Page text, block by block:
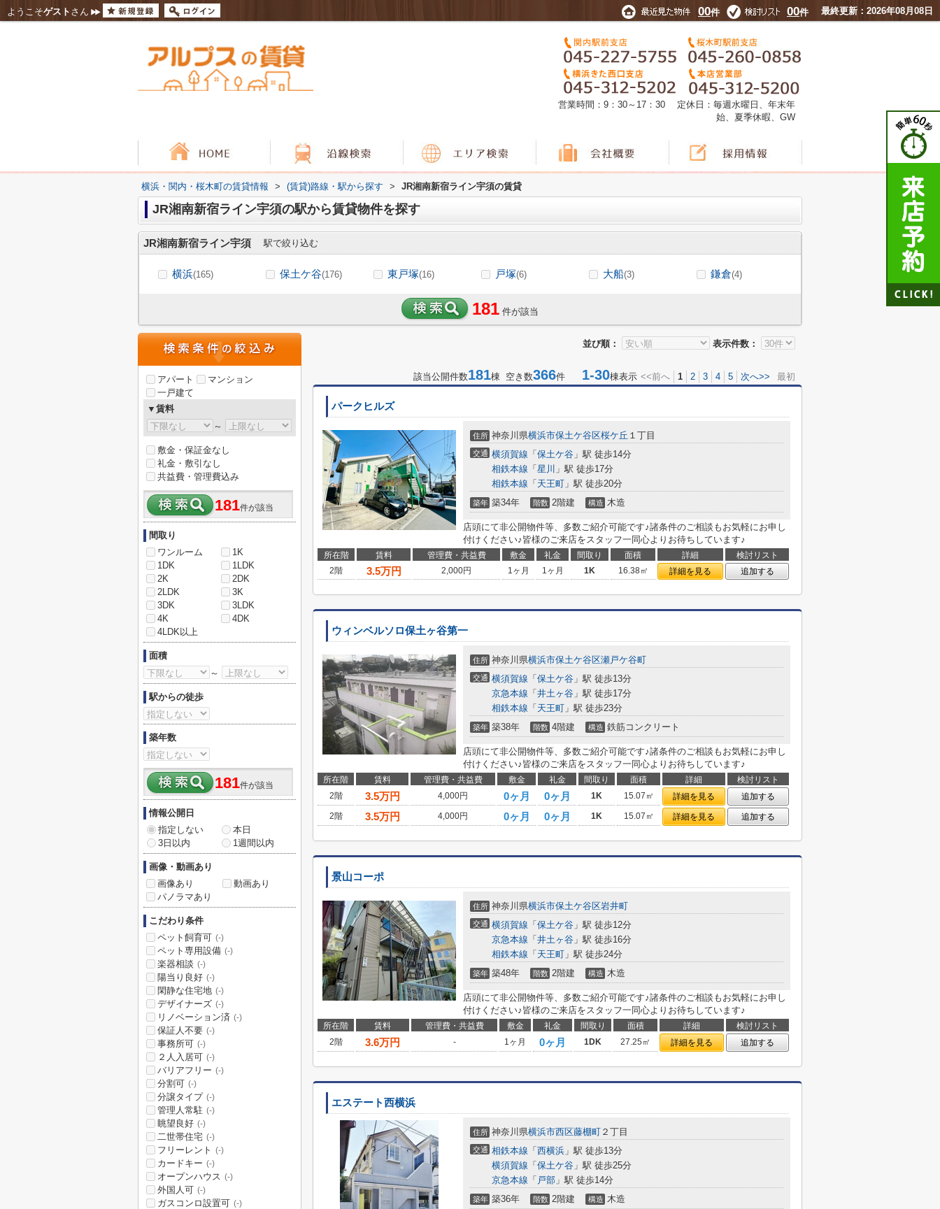
ようこそゲスト さん 00件 00件 最終更新：2026年08月08日
営業時間：9：30～17：30 定休日：毎週水曜日、年末年
始、夏季休暇、GW
横浜・関内・桜木町の賃貸情報 > (賃貸)路線・駅から探す > JR湘南新宿ライン宇須の賃貸
JR湘南新宿ライン宇須の駅から賃貸物件を探す
JR湘南新宿ライン宇須 駅で絞り込む
横浜(165) 保土ケ谷(176) 東戸塚(16) 戸塚(6) 大船(3) 鎌倉(4)
181 件が該当
並び順： 表示件数：
該当公開件数181棟 空き数366件 1-30棟表示 <<前へ 1 2 3 4 5 次へ>> 最初
パークヒルズ
住所 神奈川県横浜市保土ケ谷区桜ケ丘 １丁目
交通 横須賀線 「 保土ケ谷 」駅 徒歩14分
相鉄本線 「 星川 」駅 徒歩17分
相鉄本線 「 天王町 」駅 徒歩20分
築年 築34年 階数 2階建 構造 木造
店頭にて非公開物件等、多数ご紹介可能です♪諸条件のご相談もお気軽にお申し
付けください♪皆様のご来店をスタッフ一同心よりお待ちしています♪
所在階 賃料 管理費・共益費 敷金 礼金 間取り 面積 詳細
検討リスト
2階
3.5万円 2,000円 1ヶ月 1ヶ月 1K 16.38㎡ 詳細を見る 追加する
ウィンベルソロ保土ヶ谷第一
住所 神奈川県横浜市保土ケ谷区瀬戸ケ谷町
交通 横須賀線 「 保土ケ谷 」駅 徒歩13分
京急本線 「 井土ヶ谷 」駅 徒歩17分
相鉄本線 「 天王町 」駅 徒歩23分
築年 築38年 階数 4階建 構造 鉄筋コンクリート
店頭にて非公開物件等、多数ご紹介可能です♪諸条件のご相談もお気軽にお申し
付けください♪皆様のご来店をスタッフ一同心よりお待ちしています♪
所在階 賃料 管理費・共益費 敷金 礼金 間取り 面積 詳細
検討リスト
2階
3.5万円 4,000円 0ヶ月 0ヶ月 1K 15.07㎡ 詳細を見る
追加する
2階
3.5万円 4,000円 0ヶ月 0ヶ月 1K 15.07㎡ 詳細を見る 追加する
景山コーポ
住所 神奈川県横浜市保土ケ谷区岩井町
交通 横須賀線 「 保土ケ谷 」駅 徒歩12分
京急本線 「 井土ヶ谷 」駅 徒歩16分
相鉄本線 「 天王町 」駅 徒歩24分
築年 築48年 階数 2階建 構造 木造
店頭にて非公開物件等、多数ご紹介可能です♪諸条件のご相談もお気軽にお申し
付けください♪皆様のご来店をスタッフ一同心よりお待ちしています♪
所在階 賃料 管理費・共益費 敷金 礼金 間取り 面積 詳細
検討リスト
2階
3.6万円 - 1ヶ月 0ヶ月 1DK 27.25㎡ 詳細を見る 追加する
エステート西横浜
住所 神奈川県横浜市西区藤棚町 ２丁目
交通 相鉄本線 「 西横浜 」駅 徒歩13分
横須賀線 「 保土ケ谷 」駅 徒歩25分
京急本線 「 戸部 」駅 徒歩14分
築年 築36年 階数 2階建 構造 木造
アパート
マンション
一戸建て
▼賃料
～
敷金・保証金なし
礼金・敷引なし
共益費・管理費込み
181件が該当
間取り
ワンルーム
1K
1DK
1LDK
2K
2DK
2LDK
3K
3DK
3LDK
4K
4DK
4LDK以上
面積
～
駅からの徒歩
築年数
181件が該当
情報公開日
指定しない
本日
3日以内
1週間以内
画像・動画あり
画像あり
動画あり
パノラマあり
こだわり条件
ペット飼育可 (-)
ペット専用設備 (-)
楽器相談 (-)
陽当り良好 (-)
閑静な住宅地 (-)
デザイナーズ (-)
リノベーション済 (-)
保証人不要 (-)
事務所可 (-)
２人入居可 (-)
バリアフリー (-)
分割可 (-)
分譲タイプ (-)
管理人常駐 (-)
眺望良好 (-)
二世帯住宅 (-)
フリーレント (-)
カードキー (-)
オープンハウス (-)
外国人可 (-)
ガスコンロ設置可 (-)